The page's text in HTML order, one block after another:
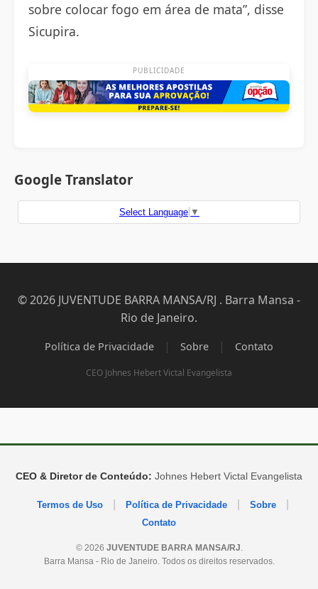
sobre colocar fogo em área de mata”, disse
Sicupira.
PUBLICIDADE
Google Translator
Select Language ▼
© 2026 JUVENTUDE BARRA MANSA/RJ . Barra Mansa -
Rio de Janeiro.
Política de Privacidade | Sobre | Contato
CEO Johnes Hebert Victal Evangelista
CEO & Diretor de Conteúdo: Johnes Hebert Victal Evangelista
Termos de Uso Política de Privacidade Sobre
Contato
© 2026 JUVENTUDE BARRA MANSA/RJ.
Barra Mansa - Rio de Janeiro. Todos os direitos reservados.